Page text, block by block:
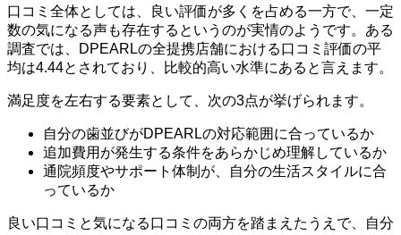
口コミ全体としては、良い評価が多くを占める一方で、一定
数の気になる声も存在するというのが実情のようです。ある
調査では、DPEARLの全提携店舗における口コミ評価の平
均は4.44とされており、比較的高い水準にあると言えます。
満足度を左右する要素として、次の3点が挙げられます。
自分の歯並びがDPEARLの対応範囲に合っているか
追加費用が発生する条件をあらかじめ理解しているか
通院頻度やサポート体制が、自分の生活スタイルに合
っているか
良い口コミと気になる口コミの両方を踏まえたうえで、自分